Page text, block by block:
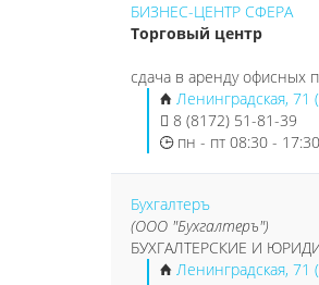
БИЗНЕС-ЦЕНТР СФЕРА
Торговый центр
сдача в аренду офисных
Ленинградская, 71
8 (8172) 51-81-39
пн - пт 08:30 - 17:30
Бухгалтеръ
(ООО "Бухгалтеръ")
БУХГАЛТЕРСКИЕ И
Ленинградская, 71